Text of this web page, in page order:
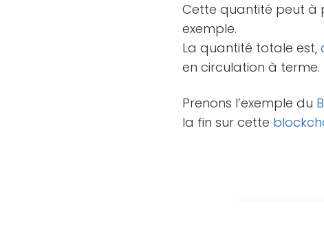
Cette quantité peut à
exemple.
La quantité totale est,
en circulation à terme.
Prenons l’exemple du
la fin sur cette